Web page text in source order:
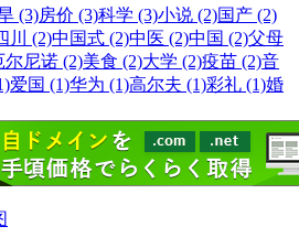
(3)房价 (3)科学 (3)小说 (2)国产 (2)
川 (2)中国式 (2)中医 (2)中国 (2)父母
尔尼诺 (2)美食 (2)大学 (2)疫苗 (2)音
爱国 (1)华为 (1)高尔夫 (1)彩礼 (1)婚